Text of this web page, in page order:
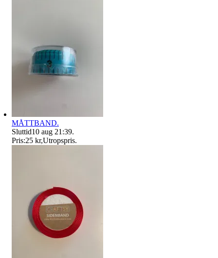
MÅTTBAND.
Sluttid10 aug 21:39.
Pris:25 kr,Utropspris.